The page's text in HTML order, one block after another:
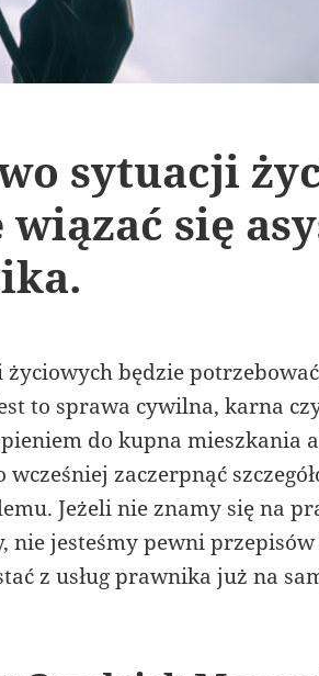
sytuacji
wiązać się
będzie
to sprawa cywilna, karna
do kupna mieszkania
zaczerpnąć
Jeżeli nie znamy się na
nie jesteśmy pewni
z usług prawnika już na